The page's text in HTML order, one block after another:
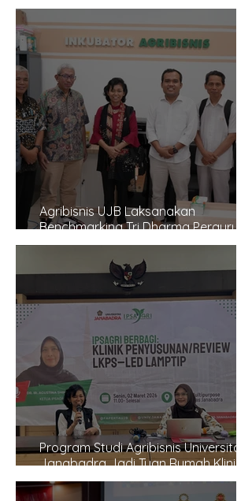
Agribisnis UJB Laksanakan
Benchmarking Tri Dharma Perguruan
Tinggi dan Pengembangan
Laboratorium ke UMY
Program Studi Agribisnis Universitas
Janabadra Jadi Tuan Rumah Klinik
Penyusunan dan Review LKPS–LED
LAMPTIP